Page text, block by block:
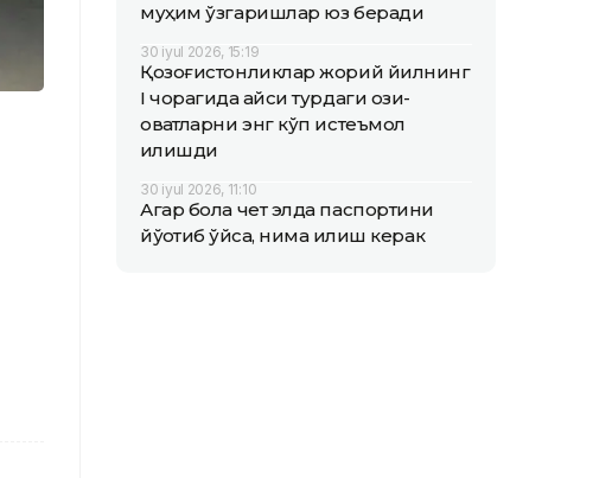
муҳим ўзгаришлар юз беради
30 iyul 2026, 15:19
Қозоғистонликлар жорий йилнинг
I чорагида қайси турдаги озиқ-
овқатларни энг кўп истеъмол
қилишди
30 iyul 2026, 11:10
Агар бола чет элда паспортини
йўқотиб қўйса, нима қилиш керак